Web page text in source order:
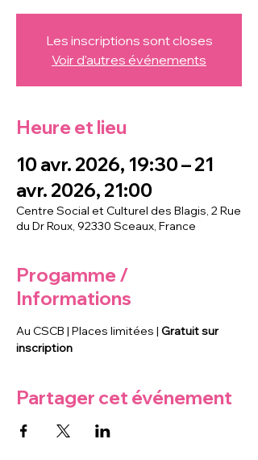
Les inscriptions sont closes
Voir d'autres événements
Heure et lieu
10 avr. 2026, 19:30 – 21
avr. 2026, 21:00
Centre Social et Culturel des Blagis, 2 Rue
du Dr Roux, 92330 Sceaux, France
Progamme /
Informations
Au CSCB | Places limitées | Gratuit sur
inscription
Partager cet événement